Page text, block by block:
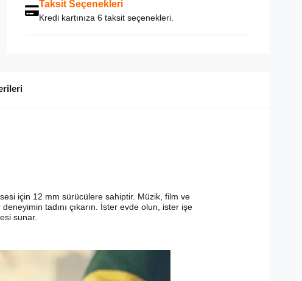
Taksit Seçenekleri
Kredi kartınıza 6 taksit seçenekleri.
için 12 mm sürücülere sahiptir. Müzik, film ve
tadını çıkarın. İster evde olun, ister işe
sunar.